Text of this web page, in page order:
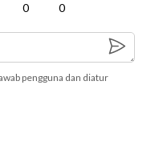
0 0
pengguna dan diatur